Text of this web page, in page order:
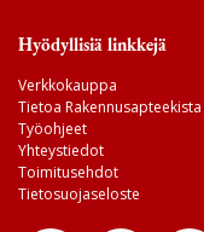
Hyödyllisiä linkkejä
Verkkokauppa
Tietoa Rakennusapteekista
Työohjeet
Yhteystiedot
Toimitusehdot
Tietosuojaseloste